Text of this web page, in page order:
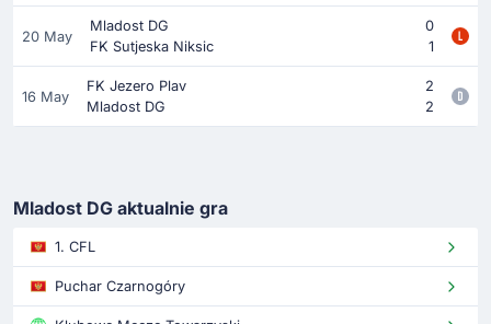
20 May
Mladost DG
0
FK Sutjeska Niksic
1
16 May
FK Jezero Plav
2
Mladost DG
2
Mladost DG aktualnie gra
1. CFL
Puchar Czarnogóry